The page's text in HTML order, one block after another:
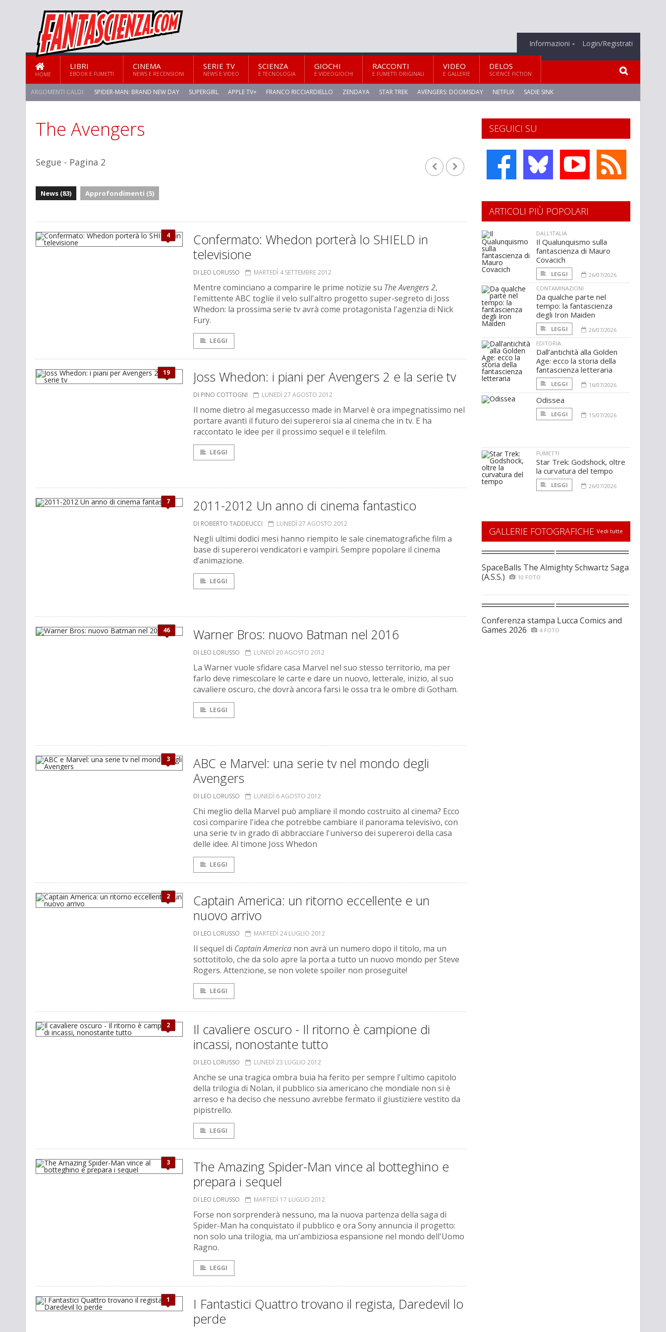
Informazioni Login/Registrati
HOME
LIBRI
EBOOK E FUMETTI
CINEMA
NEWS E RECENSIONI
SERIE TV
NEWS E VIDEO
SCIENZA
E TECNOLOGIA
GIOCHI
E VIDEOGIOCHI
RACCONTI
E FUMETTI ORIGINALI
VIDEO
E GALLERIE
DELOS
SCIENCE FICTION
ARGOMENTI CALDI: SPIDER-MAN: BRAND NEW DAY SUPERGIRL APPLE TV+ FRANCO RICCIARDIELLO ZENDAYA STAR TREK AVENGERS: DOOMSDAY NETFLIX SADIE SINK
STAR TREK: STRANGE NEW WORLDS
The Avengers
Segue - Pagina 2
News (83) Approfondimenti (5)
4
Confermato: Whedon porterà lo SHIELD in
televisione
DI LEO LORUSSO MARTEDÌ 4 SETTEMBRE 2012
Mentre cominciano a comparire le prime notizie su The Avengers 2,
l'emittente ABC toglie il velo sull'altro progetto super-segreto di Joss
Whedon: la prossima serie tv avrà come protagonista l'agenzia di Nick
Fury.
LEGGI
19 Joss Whedon: i piani per Avengers 2 e la serie tv
DI PINO COTTOGNI LUNEDÌ 27 AGOSTO 2012
Il nome dietro al megasuccesso made in Marvel è ora impegnatissimo nel
portare avanti il futuro dei supereroi sia al cinema che in tv. E ha
raccontato le idee per il prossimo sequel e il telefilm.
LEGGI
7 2011-2012 Un anno di cinema fantastico
DI ROBERTO TADDEUCCI LUNEDÌ 27 AGOSTO 2012
Negli ultimi dodici mesi hanno riempito le sale cinematografiche film a
base di supereroi vendicatori e vampiri. Sempre popolare il cinema
d’animazione.
LEGGI
46 Warner Bros: nuovo Batman nel 2016
DI LEO LORUSSO LUNEDÌ 20 AGOSTO 2012
La Warner vuole sfidare casa Marvel nel suo stesso territorio, ma per
farlo deve rimescolare le carte e dare un nuovo, letterale, inizio, al suo
cavaliere oscuro, che dovrà ancora farsi le ossa tra le ombre di Gotham.
LEGGI
3
ABC e Marvel: una serie tv nel mondo degli
Avengers
DI LEO LORUSSO LUNEDÌ 6 AGOSTO 2012
Chi meglio della Marvel può ampliare il mondo costruito al cinema? Ecco
così comparire l'idea che potrebbe cambiare il panorama televisivo, con
una serie tv in grado di abbracciare l'universo dei supereroi della casa
delle idee. Al timone Joss Whedon
LEGGI
2
Captain America: un ritorno eccellente e un
nuovo arrivo
DI LEO LORUSSO MARTEDÌ 24 LUGLIO 2012
Il sequel di Captain America non avrà un numero dopo il titolo, ma un
sottotitolo, che da solo apre la porta a tutto un nuovo mondo per Steve
Rogers. Attenzione, se non volete spoiler non proseguite!
LEGGI
2
Il cavaliere oscuro - Il ritorno è campione di
incassi, nonostante tutto
DI LEO LORUSSO LUNEDÌ 23 LUGLIO 2012
Anche se una tragica ombra buia ha ferito per sempre l'ultimo capitolo
della trilogia di Nolan, il pubblico sia americano che mondiale non si è
arreso e ha deciso che nessuno avrebbe fermato il giustiziere vestito da
pipistrello.
LEGGI
3
The Amazing Spider-Man vince al botteghino e
prepara i sequel
DI LEO LORUSSO MARTEDÌ 17 LUGLIO 2012
Forse non sorprenderà nessuno, ma la nuova partenza della saga di
Spider-Man ha conquistato il pubblico e ora Sony annuncia il progetto:
non solo una trilogia, ma un'ambiziosa espansione nel mondo dell'Uomo
Ragno.
LEGGI
1
I Fantastici Quattro trovano il regista, Daredevil lo
perde
SEGUICI SU
ARTICOLI PIÙ POPOLARI
DALL'ITALIA
Il Qualunquismo sulla
fantascienza di Mauro
Covacich
LEGGI
26/07/2026
CONTAMINAZIONI
Da qualche parte nel
tempo: la fantascienza
degli Iron Maiden
LEGGI
26/07/2026
EDITORIA
Dall’antichità alla Golden
Age: ecco la storia della
fantascienza letteraria
LEGGI 16/07/2026
Odissea
LEGGI 15/07/2026
FUMETTI
Star Trek: Godshock, oltre
la curvatura del tempo
LEGGI 26/07/2026
GALLERIE FOTOGRAFICHE Vedi tutte
SpaceBalls The Almighty Schwartz Saga
(A.S.S.)
10 FOTO
Conferenza stampa Lucca Comics and
Games 2026
4 FOTO